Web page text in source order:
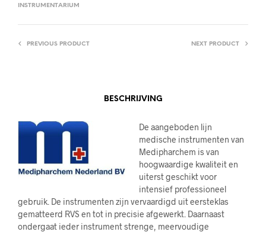
INSTRUMENTARIUM
PREVIOUS PRODUCT NEXT PRODUCT
BESCHRIJVING
De aangeboden lijn
medische instrumenten van
Medipharchem is van
hoogwaardige kwaliteit en
uiterst geschikt voor
intensief professioneel
gebruik. De instrumenten zijn vervaardigd uit eersteklas
gematteerd RVS en tot in precisie afgewerkt. Daarnaast
ondergaat ieder instrument strenge, meervoudige